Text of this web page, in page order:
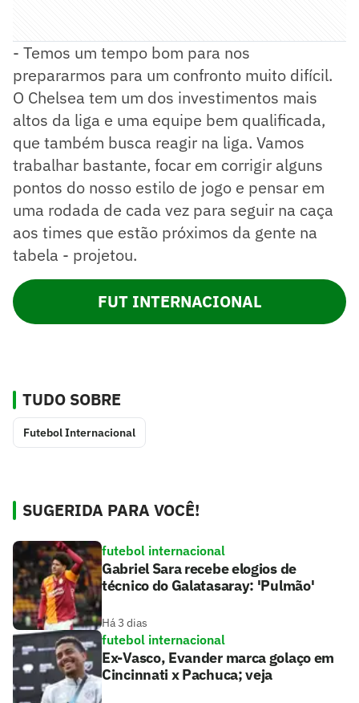
- Temos um tempo bom para nos
prepararmos para um confronto muito difícil.
O Chelsea tem um dos investimentos mais
altos da liga e uma equipe bem qualificada,
que também busca reagir na liga. Vamos
trabalhar bastante, focar em corrigir alguns
pontos do nosso estilo de jogo e pensar em
uma rodada de cada vez para seguir na caça
aos times que estão próximos da gente na
tabela - projetou.
FUT INTERNACIONAL
TUDO SOBRE
Futebol Internacional
SUGERIDA PARA VOCÊ!
futebol internacional
Gabriel Sara recebe elogios de
técnico do Galatasaray: 'Pulmão'
Há 3 dias
futebol internacional
Ex-Vasco, Evander marca golaço em
Cincinnati x Pachuca; veja